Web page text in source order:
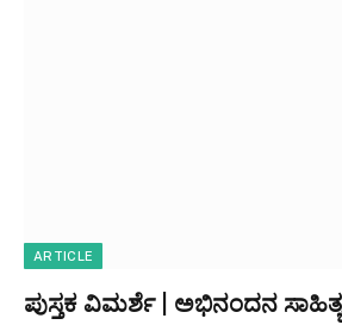
ARTICLE
ಪುಸ್ತಕ ವಿಮರ್ಶೆ | ಅಭಿನಂದನ